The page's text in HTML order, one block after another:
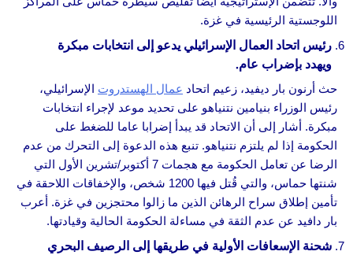
اللوجستية الرئيسية في غزة.
رئيس اتحاد العمال الإسرائيلي يدعو إلى انتخابات مبكرة
ويهدد بإضراب عام.
حث أرنون بار ديفيد، زعيم اتحاد عمال الهستدروت الإسرائيلي،
رئيس الوزراء بنيامين نتنياهو على تحديد موعد لإجراء انتخابات
مبكرة. أشار إلى أن الاتحاد قد يبدأ إضرابا عاما للضغط على
الحكومة إذا لم يلتزم نتنياهو. تنبع هذه الدعوة إلى التحرك من عدم
الرضا عن تعامل الحكومة مع هجمات 7 أكتوبر/تشرين الأول التي
شنتها حماس، والتي قُتل فيها 1200 شخص، والإخفاقات اللاحقة في
تأمين إطلاق سراح الرهائن الذين ما زالوا محتجزين في غزة. أعرب
بار دافيد عن عدم الثقة في مساءلة الحكومة الحالية وقيادتها.
شحنة الإسعافات الأولية في طريقها إلى الرصيف البحري